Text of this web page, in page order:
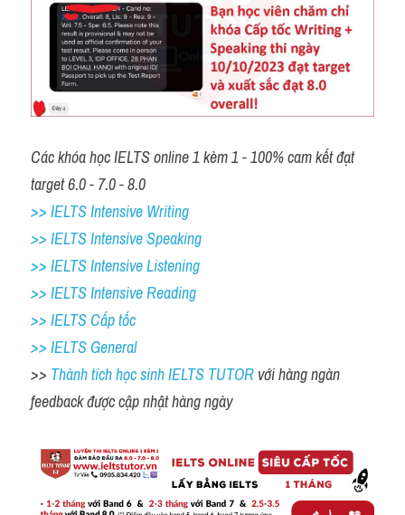
Các khóa học IELTS online 1 kèm 1 - 100% cam kết đạt
target 6.0 - 7.0 - 8.0
>> IELTS Intensive Writing
>> IELTS Intensive Speaking
>> IELTS Intensive Listening
>> IELTS Intensive Reading
>> IELTS Cấp tốc
>> IELTS General
>> Thành tích học sinh IELTS TUTOR với hàng ngàn
feedback được cập nhật hàng ngày